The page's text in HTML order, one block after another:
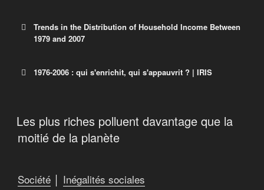
Oxfam : des inégalités abyssales
accentuées par la crise de la COVID-19
Trends in the Distribution of Household Income Between
1979 and 2007
Between 1979 and 2007
1976-2006 : qui s'enrichit, qui s'appauvrit ? | IRIS
IRIS | Publications
Si l’économie est souvent présentée comme un
souvent à l’économie dite « réelle » renforce d’ailleurs
Les plus riches polluent davantage que la
moitié de la planète
Société │ Inégalités sociales